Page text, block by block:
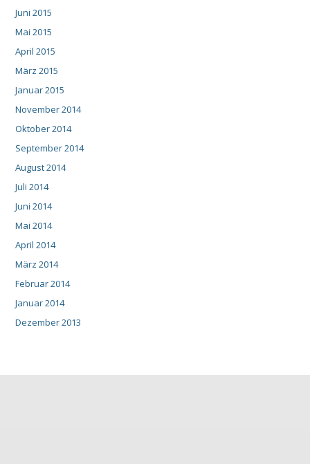
Juni 2015
Mai 2015
April 2015
März 2015
Januar 2015
November 2014
Oktober 2014
September 2014
August 2014
Juli 2014
Juni 2014
Mai 2014
April 2014
März 2014
Februar 2014
Januar 2014
Dezember 2013